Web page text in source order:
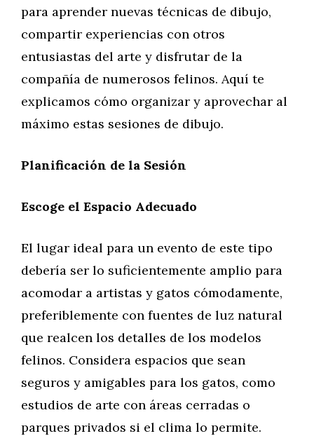
para aprender nuevas técnicas de dibujo,
compartir experiencias con otros
entusiastas del arte y disfrutar de la
compañía de numerosos felinos. Aquí te
explicamos cómo organizar y aprovechar al
máximo estas sesiones de dibujo.
Planificación de la Sesión
Escoge el Espacio Adecuado
El lugar ideal para un evento de este tipo
debería ser lo suficientemente amplio para
acomodar a artistas y gatos cómodamente,
preferiblemente con fuentes de luz natural
que realcen los detalles de los modelos
felinos. Considera espacios que sean
seguros y amigables para los gatos, como
estudios de arte con áreas cerradas o
parques privados si el clima lo permite.